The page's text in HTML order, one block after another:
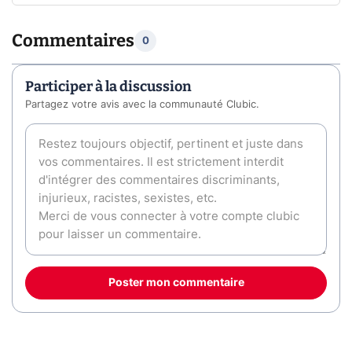
Commentaires 0
Participer à la discussion
Partagez votre avis avec la communauté Clubic.
Poster mon commentaire